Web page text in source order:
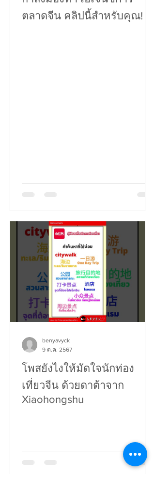
ตลาดจีน คลิปนี้สำหรับคุณ!
โพสยังไงให้มัดใจนักท่อง
เที่ยวจีน ด้วยดาต้าจาก
Xiaohongshu
benyavyck
9 ต.ค. 2567